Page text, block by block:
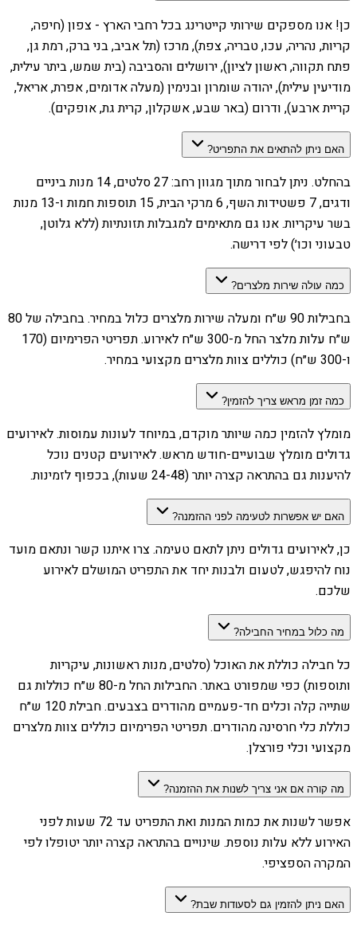
כן! אנו מספקים שירותי קייטרינג בכל רחבי הארץ - צפון (חיפה,
קריות, נהריה, עכו, טבריה, צפת), מרכז (תל אביב, בני ברק, רמת גן,
פתח תקווה, ראשון לציון), ירושלים והסביבה (בית שמש, ביתר עילית,
מודיעין עילית), יהודה שומרון ובנימין (מעלה אדומים, אפרת, אריאל,
קריית ארבע), ודרום (באר שבע, אשקלון, קרית גת, אופקים).
האם ניתן להתאים את התפריט?
בהחלט. ניתן לבחור מתוך מגוון רחב: 27 סלטים, 14 מנות ביניים
ודגים, 7 פשטידות השף, 6 מרקי הבית, 15 תוספות חמות ו-13 מנות
בשר עיקריות. אנו גם מתאימים למגבלות תזונתיות (ללא גלוטן,
טבעוני וכו׳) לפי דרישה.
כמה עולה שירות מלצרים?
בחבילות 90 ש״ח ומעלה שירות מלצרים כלול במחיר. בחבילה של 80
ש״ח עלות מלצר החל מ-300 ש״ח לאירוע. תפריטי הפרימיום (170
ו-300 ש״ח) כוללים צוות מלצרים מקצועי במחיר.
כמה זמן מראש צריך להזמין?
מומלץ להזמין כמה שיותר מוקדם, במיוחד לעונות עמוסות. לאירועים
גדולים מומלץ שבועיים-חודש מראש. לאירועים קטנים נוכל
להיענות גם בהתראה קצרה יותר (24-48 שעות), בכפוף לזמינות.
האם יש אפשרות לטעימה לפני ההזמנה?
כן, לאירועים גדולים ניתן לתאם טעימה. צרו איתנו קשר ונתאם מועד
נוח להיפגש, לטעום ולבנות יחד את התפריט המושלם לאירוע
שלכם.
מה כלול במחיר החבילה?
כל חבילה כוללת את האוכל (סלטים, מנות ראשונות, עיקריות
ותוספות) כפי שמפורט באתר. החבילות החל מ-80 ש״ח כוללות גם
שתייה קלה וכלים חד-פעמיים מהודרים בצבעים. חבילת 120 ש״ח
כוללת כלי חרסינה מהודרים. תפריטי הפרימיום כוללים צוות מלצרים
מקצועי וכלי פורצלן.
מה קורה אם אני צריך לשנות את ההזמנה?
אפשר לשנות את כמות המנות ואת התפריט עד 72 שעות לפני
האירוע ללא עלות נוספת. שינויים בהתראה קצרה יותר יטופלו לפי
המקרה הספציפי.
האם ניתן להזמין גם לסעודות שבת?